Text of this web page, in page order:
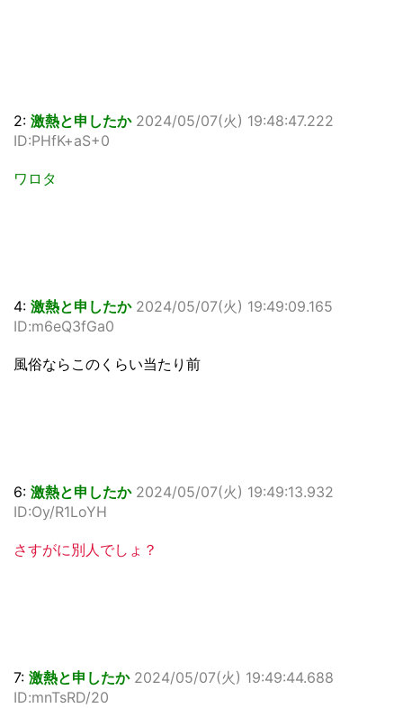
2: 激熱と申したか 2024/05/07(火) 19:48:47.222
ID:PHfK+aS+0
ワロタ
4: 激熱と申したか 2024/05/07(火) 19:49:09.165
ID:m6eQ3fGa0
風俗ならこのくらい当たり前
6: 激熱と申したか 2024/05/07(火) 19:49:13.932
ID:Oy/R1LoYH
さすがに別人でしょ？
7: 激熱と申したか 2024/05/07(火) 19:49:44.688
ID:mnTsRD/20